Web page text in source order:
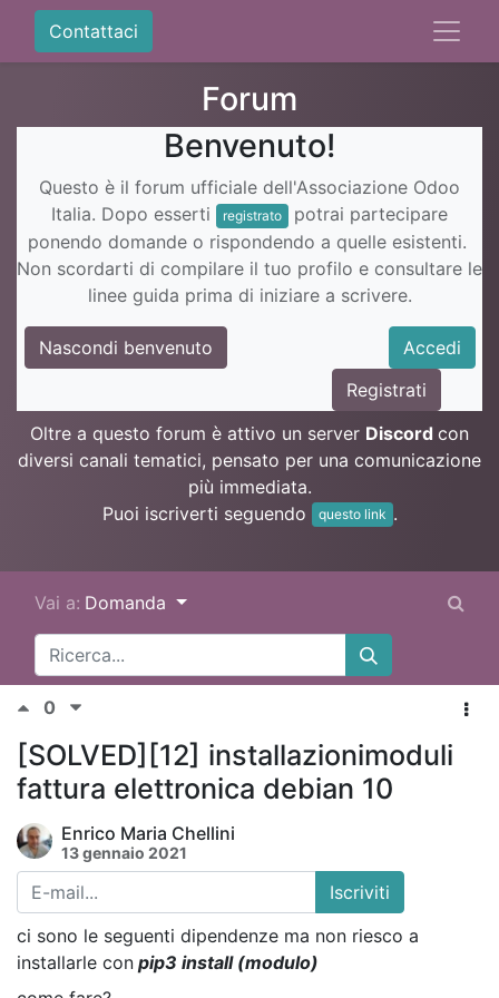
Contattaci
Forum
Benvenuto!
Questo è il forum ufficiale dell'Associazione Odoo
Italia. Dopo esserti
registrato
potrai partecipare
ponendo domande o rispondendo a quelle esistenti.
Non scordarti di compilare il tuo profilo e consultare le
linee guida prima di iniziare a scrivere.
Nascondi benvenuto
Accedi
Registrati
Oltre a questo forum è attivo un server Discord con
diversi canali tematici, pensato per una comunicazione
più immediata.
Puoi iscriverti seguendo
questo link .
Vai a: Domanda
0
[SOLVED][12] installazionimoduli
fattura elettronica debian 10
Enrico Maria Chellini
13 gennaio 2021
Iscriviti
ci sono le seguenti dipendenze ma non riesco a
installarle con pip3 install (modulo)